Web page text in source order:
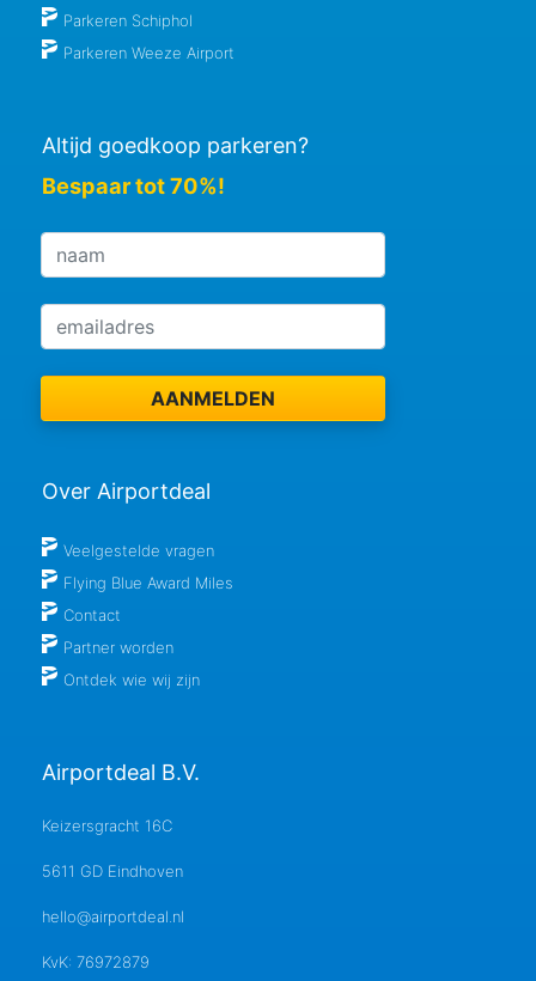
Parkeren Schiphol
Parkeren Weeze Airport
Altijd goedkoop parkeren?
Bespaar tot 70%!
Over Airportdeal
Veelgestelde vragen
Flying Blue Award Miles
Contact
Partner worden
Ontdek wie wij zijn
Airportdeal B.V.
Keizersgracht 16C
5611 GD Eindhoven
hello@airportdeal.nl
KvK: 76972879